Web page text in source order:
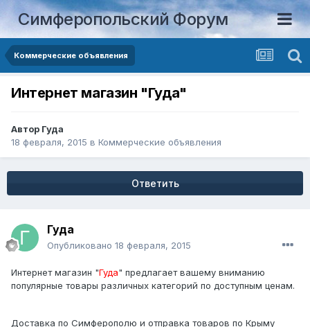
Симферопольский Форум
Коммерческие объявления
Интернет магазин "Гуда"
Автор Гуда
18 февраля, 2015 в Коммерческие объявления
Ответить
Гуда
Опубликовано 18 февраля, 2015
Интернет магазин "Гуда" предлагает вашему вниманию
популярные товары различных категорий по доступным ценам.
Доставка по Симферополю и отправка товаров по Крыму